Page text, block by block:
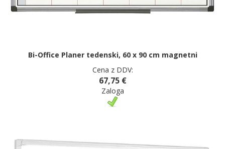
Bi-Office Planer tedenski, 60 x 90 cm magnetni
Cena z DDV:
67,75 €
Zaloga